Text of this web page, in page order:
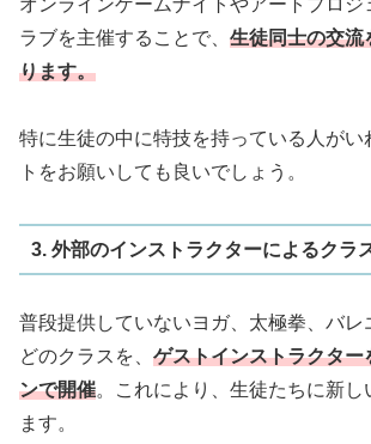
ラブを主催することで、 生徒同士の交流
ります。
特に生徒の中に特技を持っている人がい
トをお願いしても良いでしょう。
3. 外部のインストラクターによるクラ
普段提供していないヨガ、太極拳、バレ
どのクラスを、 ゲストインストラクター
ンで開催。これにより、生徒たちに新し
ます。